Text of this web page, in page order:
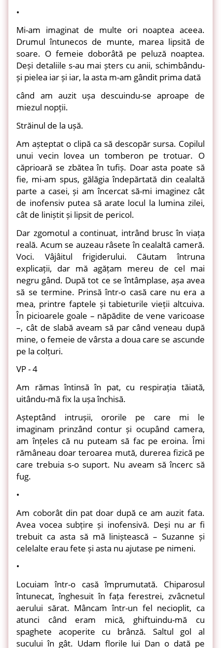
•
Mi-am imaginat de multe ori noaptea aceea.
Drumul întunecos de munte, marea lipsită de
soare. O femeie doborâtă pe peluză noaptea.
Deși detaliile s-au mai șters cu anii, schimbându-
și pielea iar și iar, la asta m-am gândit prima dată
când am auzit ușa descuindu-se aproape de
miezul nopții.
Străinul de la ușă.
Am așteptat o clipă ca să descopăr sursa. Copilul
unui vecin lovea un tomberon pe trotuar. O
căprioară se zbătea în tufiș. Doar asta poate să
fie, mi-am spus, gălăgia îndepărtată din cealaltă
parte a casei, și am încercat să-mi imaginez cât
de inofensiv putea să arate locul la lumina zilei,
cât de liniștit și lipsit de pericol.
Dar zgomotul a continuat, intrând brusc în viața
reală. Acum se auzeau râsete în cealaltă cameră.
Voci. Vâjâitul frigiderului. Căutam întruna
explicații, dar mă agățam mereu de cel mai
negru gând. După tot ce se întâmplase, așa avea
să se termine. Prinsă într-o casă care nu era a
mea, printre faptele și tabieturile vieții altcuiva.
În picioarele goale – năpădite de vene varicoase
–, cât de slabă aveam să par când veneau după
mine, o femeie de vârsta a doua care se ascunde
pe la colțuri.
VP - 4
Am rămas întinsă în pat, cu respirația tăiată,
uitându-mă fix la ușa închisă.
Așteptând intrușii, ororile pe care mi le
imaginam prinzând contur și ocupând camera,
am înțeles că nu puteam să fac pe eroina. Îmi
rămâneau doar teroarea mută, durerea fizică pe
care trebuia s-o suport. Nu aveam să încerc să
fug.
•
Am coborât din pat doar după ce am auzit fata.
Avea vocea subțire și inofensivă. Deși nu ar fi
trebuit ca asta să mă liniștească – Suzanne și
celelalte erau fete și asta nu ajutase pe nimeni.
•
Locuiam într-o casă împrumutată. Chiparosul
întunecat, înghesuit în fața ferestrei, zvâcnetul
aerului sărat. Mâncam într-un fel necioplit, ca
atunci când eram mică, ghiftuindu-mă cu
spaghete acoperite cu brânză. Saltul gol al
sucului în gât. Udam florile lui Dan o dată pe